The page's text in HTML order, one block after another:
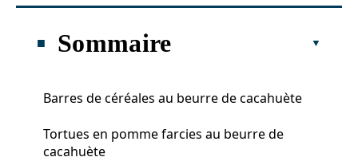
Sommaire
Barres de céréales au beurre de cacahuète
Tortues en pomme farcies au beurre de
cacahuète